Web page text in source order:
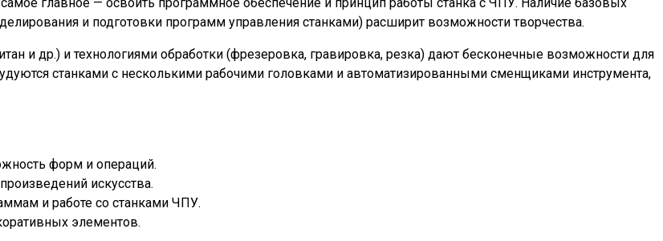
и подготовки программ управления станками) расширит возможности творчества.
и др.) и технологиями обработки (фрезеровка, гравировка, резка) дают бесконечные возможности для
станками с несколькими рабочими головками и автоматизированными сменщиками инструмента,
форм и операций.
искусства.
и работе со станками ЧПУ.
элементов.